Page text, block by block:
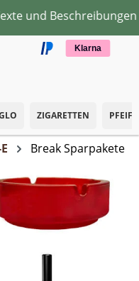
und Beschreibungen
Klarna
ZIGARETTEN
Break Sparpakete